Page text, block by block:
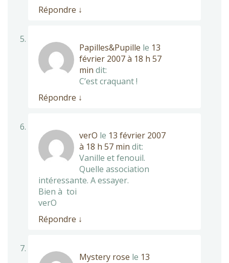
Répondre ↓
Papilles&Pupille le 13
février 2007 à 18 h 57
min dit:
C’est craquant !
Répondre ↓
verO le 13 février 2007
à 18 h 57 min dit:
Vanille et fenouil.
Quelle association
intéressante. A essayer.
Bien à toi
verO
Répondre ↓
Mystery rose le 13